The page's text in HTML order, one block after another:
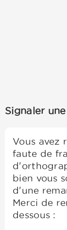
Signaler
Vous avez
faute de
bien vous
d'une
Merci de
dessous :